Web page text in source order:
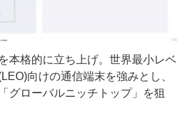
本格的に立ち上げ。世界最小レベ
向けの通信端末を強みとし、
グローバルニッチトップ」を狙